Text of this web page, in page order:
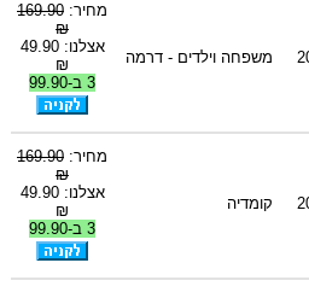
משפחה וילדים - דרמה
מחיר: 169.90
₪
אצלנו: 49.90
₪
3 ב-99.90
קומדיה
מחיר: 169.90
₪
אצלנו: 49.90
₪
3 ב-99.90